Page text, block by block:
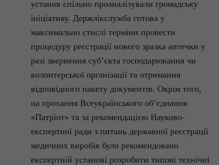
установ спільно проаналізували громадську
ініціативу. Держлікслужба готова у
максимально стислі терміни провести
процедуру реєстрації нового зразка аптечки у
разі звернення суб’єкта господарювання чи
волонтерської організації та отримання
відповідного пакету документів. Окрім того,
на прохання Всеукраїнського об’єднання
«Патріот» та за рекомендацією Науково-
експертної ради з питань державної реєстрації
медичних виробів було рекомендовано
експертній установі розробити типові технічні